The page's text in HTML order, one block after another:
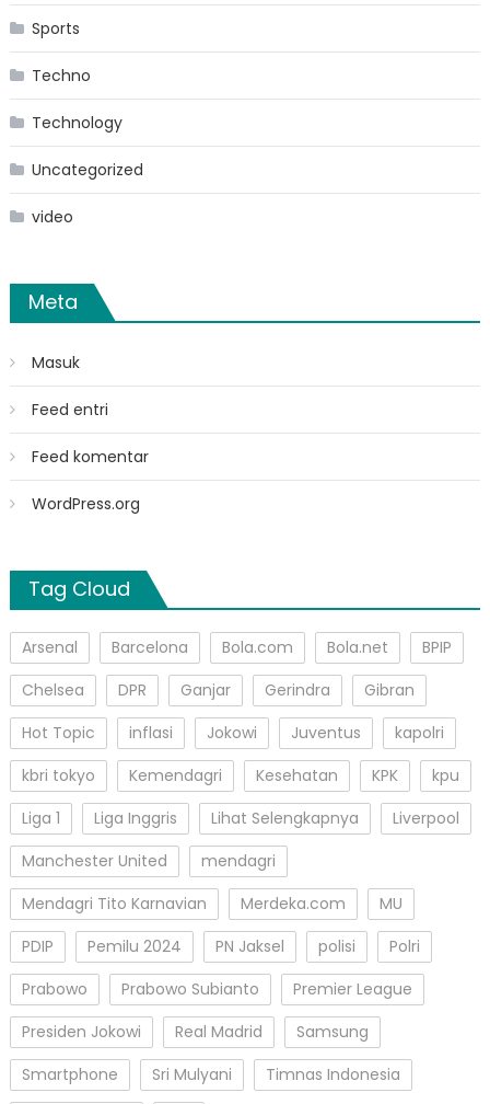
Sports
Techno
Technology
Uncategorized
video
Meta
Masuk
Feed entri
Feed komentar
WordPress.org
Tag Cloud
Arsenal Barcelona Bola.com Bola.net
BPIP
Chelsea
DPR Ganjar Gerindra
Gibran
Hot Topic
inflasi Jokowi Juventus
kapolri
kbri tokyo
Kemendagri Kesehatan KPK
kpu
Liga 1
Liga Inggris Lihat Selengkapnya
Liverpool
Manchester United
mendagri
Mendagri Tito Karnavian
Merdeka.com
MU
PDIP
Pemilu 2024 PN Jaksel polisi
Polri
Prabowo
Prabowo Subianto
Premier League
Presiden Jokowi
Real Madrid
Samsung
Smartphone
Sri Mulyani
Timnas Indonesia